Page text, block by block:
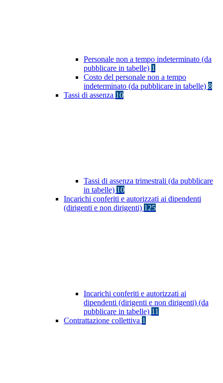
Personale non a tempo indeterminato (da
pubblicare in tabelle) 1
Costo del personale non a tempo
indeterminato (da pubblicare in tabelle) 8
Tassi di assenza 10
Tassi di assenza trimestrali (da pubblicare
in tabelle) 10
Incarichi conferiti e autorizzati ai dipendenti
(dirigenti e non dirigenti) 125
Incarichi conferiti e autorizzati ai
dipendenti (dirigenti e non dirigenti) (da
pubblicare in tabelle) 11
Contrattazione collettiva 1